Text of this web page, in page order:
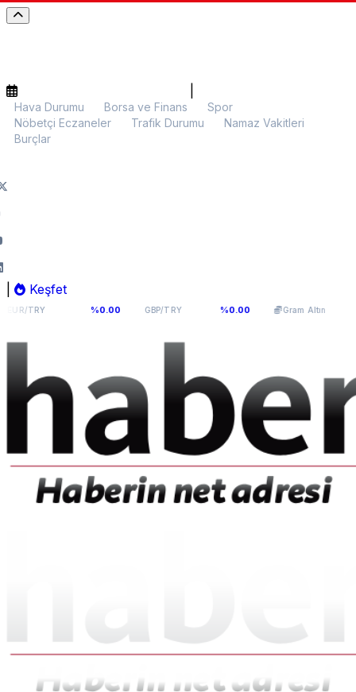
Hava Durumu Borsa ve Finans
Spor
Nöbetçi Eczaneler
Trafik Durumu
Namaz Vakitleri
Burçlar
Keşfet
%0.00 GBP/TRY 64,291 %0.00 Gram Altın 6.088,09